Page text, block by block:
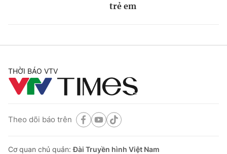
trẻ em
THỜI BÁO VTV
Theo dõi báo trên
Cơ quan chủ quản:Đài Truyền hình Việt Nam